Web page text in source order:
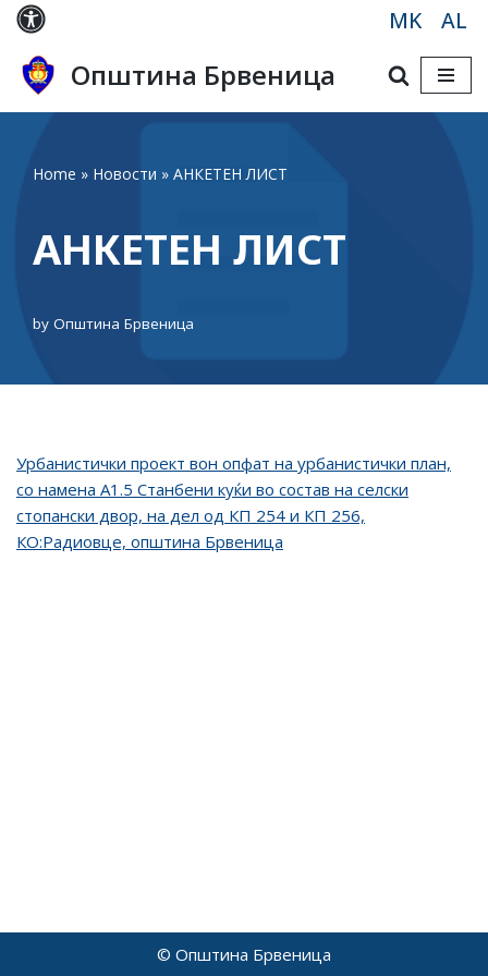
Skip
to
content
MK AL
Општина Брвеница
Home » Новости » АНКЕТЕН ЛИСТ
АНКЕТЕН ЛИСТ
by Општина Брвеница
Урбанистички проект вон опфат на урбанистички план,
со намена А1.5 Станбени куќи во состав на селски
стопански двор, на дел од КП 254 и КП 256,
КО:Радиовце, општина Брвеница
© Општина Брвеница